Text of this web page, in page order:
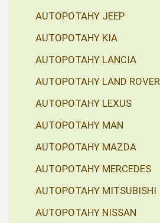
AUTOPOTAHY JEEP
AUTOPOTAHY KIA
AUTOPOTAHY LANCIA
AUTOPOTAHY LAND ROVER
AUTOPOTAHY LEXUS
AUTOPOTAHY MAN
AUTOPOTAHY MAZDA
AUTOPOTAHY MERCEDES
AUTOPOTAHY MITSUBISHI
AUTOPOTAHY NISSAN